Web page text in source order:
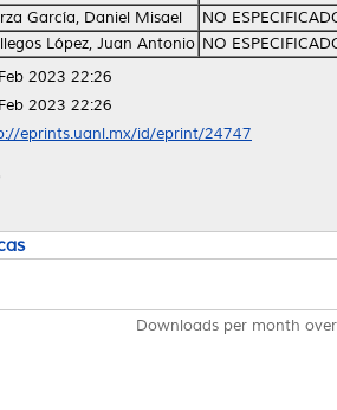
García, Daniel Misael
NO
López, Juan Antonio NO
2023 22:26
2023 22:26
eprints.uanl.mx/id/eprint/24747
Downloads per month